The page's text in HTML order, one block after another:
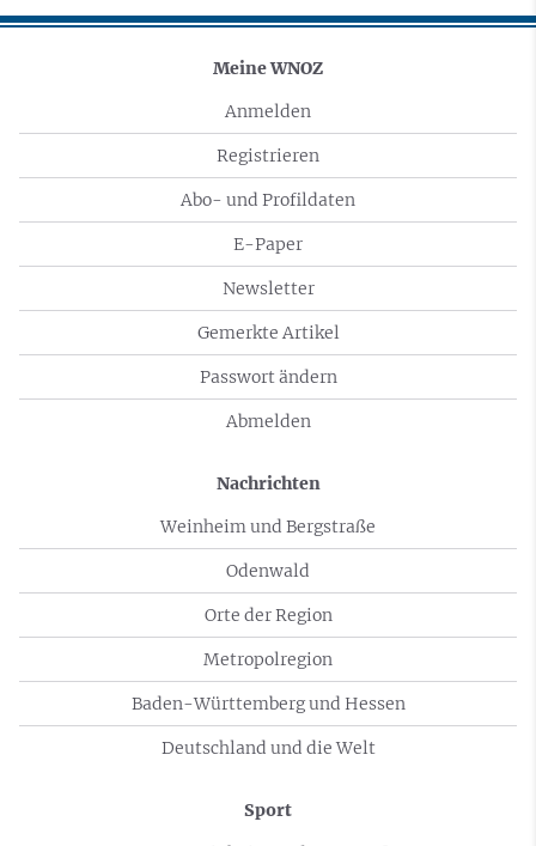
Meine WNOZ
Anmelden
Registrieren
Abo- und Profildaten
E-Paper
Newsletter
Gemerkte Artikel
Passwort ändern
Abmelden
Nachrichten
Weinheim und Bergstraße
Odenwald
Orte der Region
Metropolregion
Baden-Württemberg und Hessen
Deutschland und die Welt
Sport